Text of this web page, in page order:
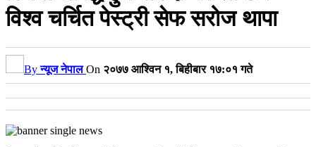
विश्व चर्चित पेस्ट्री सेफ सरोज थापा
Byन्यूज नेपाल On २०७७ आश्विन १, बिहीबार १७:०१ गते